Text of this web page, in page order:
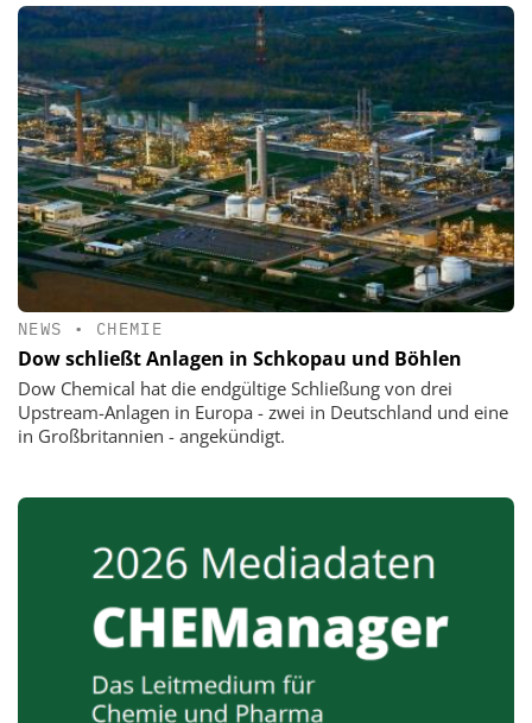
NEWS • CHEMIE
Dow schließt Anlagen in Schkopau und Böhlen
Dow Chemical hat die endgültige Schließung von drei
Upstream-Anlagen in Europa - zwei in Deutschland und eine
in Großbritannien - angekündigt.